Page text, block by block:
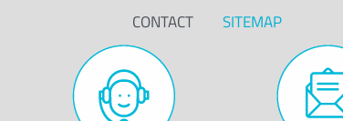
CONTACT SITEMAP